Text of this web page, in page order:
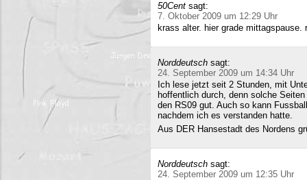
50Cent sagt:
7. Oktober 2009 um 12:29 Uhr
krass alter. hier grade
Norddeutsch sagt:
24. September 2009 um 14:34 Uhr
Ich lese jetzt seit 2 Stunden, mit
hoffentlich durch, denn solche
den RS09 gut. Auch so kann
nachdem ich es verstanden hatte.
Aus DER Hansestadt des Nordens
Norddeutsch sagt:
24. September 2009 um 12:35 Uhr